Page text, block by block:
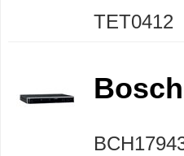
TET0412
Bosch